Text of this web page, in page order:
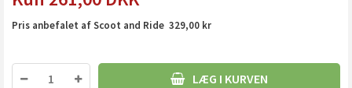
Pris anbefalet af Scoot and Ride 329,00 kr
LÆG I KURVEN